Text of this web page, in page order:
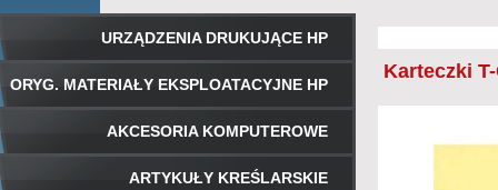
URZĄDZENIA DRUKUJĄCE HP
ORYG. MATERIAŁY EKSPLOATACYJNE HP
AKCESORIA KOMPUTEROWE
ARTYKUŁY KREŚLARSKIE
Karteczki